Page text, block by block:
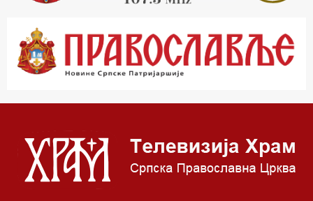
23.00 Питања и одговори
00.03 Гугл пита
01.03 Живе речи - подкаст